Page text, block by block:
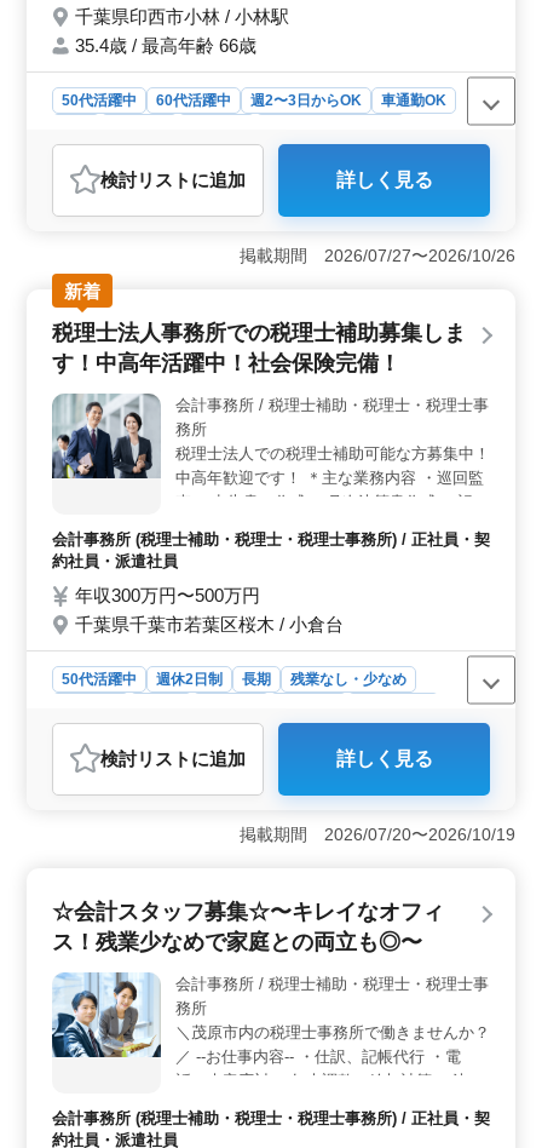
千葉県印西市小林 / 小林駅
35.4歳 / 最高年齢 66歳
50代活躍中 60代活躍中 週2〜3日からOK
車通勤OK
おすすめポイント
＜経験者優遇の仕事内容＞ 会計事務所経験者に向けた
税理士補助業務です。営利法人や非営利法人への会計・
税務サービス提供や人事サービスなど、幅広い業務に携
われます。 ＜柔軟な就業日数と環境＞ 週2〜3日か
らのパート勤務で、就業日数の相談が可能となっていま
す。また、車通勤OKなので、通勤にも便利です。 ＜
安定した雇用と労働環境＞ 時給1,000円〜1,200円とい
に、労災保険が完備されており、安心して働ける環境が
整っています。
検討リスト に追加 詳しく見る
掲載期間 2026/07/27〜2026/10/26
新着
税理士法人事務所での税理士補助募集しま
す！中高年活躍中！社会保険完備！
会計事務所 / 税理士補助・税理士・税理士事
務所
税理士法人での税理士補助可能な方募集中！
中高年歓迎です！ ＊主な業務内容 ・巡回監
査 ・申告書の作成 ・月次決算書作成 ・記帳
指導 ・法人税、所得税、消費税の相談 ・決
算、申告業務 ◎社会保険完備 ◎完全週休2
日制 ◎年間休日120日 ベテラン税理士補助
募集中！ 比較的年齢層が若い為経験豊かな
あなたの力を今必要としております！ ご応
募お待ちしております。
会計事務所 (税理士補助・税理士・税理士事務所) / 正社員・契
約社員・派遣社員
年収300万円〜500万円
千葉県千葉市若葉区桜木 / 小倉台
50代活躍中 週休2日制 長期
残業なし・少なめ
おすすめポイント
＜経験者優遇・働きやすい条件＞ 税理士法人での税理
士補助の募集です。中高年歓迎！比較的若いチームと共
に、成長しませんか？社会保険完備、週休2日制、年間休
日120日など働きやすい環境が整っています。 ＜多岐
決算、申告業務など、税理士法人での幅広い業務に携わ
ります。経験を活かし、スキルアップを目指せま
す。 ＜充実の福利厚生＞ 社会保険完備で安心して
働けます。年収320万円〜500万円、実費支給の通勤手当
があり、雇用・労災・健康・厚生の福利厚生が整ってい
るので安心して働くことが出来ます。
検討リスト に追加 詳しく見る
掲載期間 2026/07/20〜2026/10/19
☆会計スタッフ募集☆〜キレイなオフィ
ス！残業少なめで家庭との両立も◎〜
会計事務所 / 税理士補助・税理士・税理士事
務所
＼茂原市内の税理士事務所で働きませんか？
／ --お仕事内容-- ・仕訳、記帳代行 ・電
話、来客応対 ・年末調整、給与計算 ・決算
業務 ・申告書作成 ・月次巡回監査 等 ◎ポ
イント◎ ・残業ほとんどなし ・女性スタッ
会計事務所 (税理士補助・税理士・税理士事務所) / 正社員・契
約社員・派遣社員